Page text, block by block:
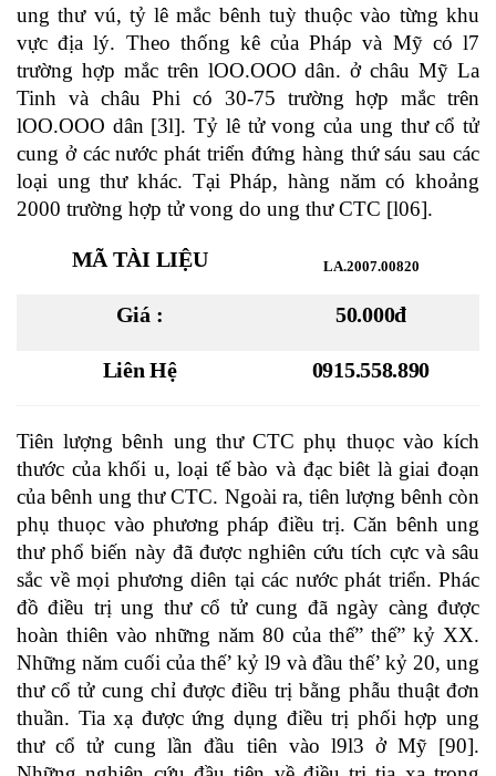
ung thư vú, tỷ lê mắc bênh tuỳ thuộc vào từng khu
vực địa lý. Theo thống kê của Pháp và Mỹ có l7
trường hợp mắc trên lOO.OOO dân. ở châu Mỹ La
Tinh và châu Phi có 30-75 trường hợp mắc trên
lOO.OOO dân [3l]. Tỷ lê tử vong của ung thư cổ tử
cung ở các nước phát triển đứng hàng thứ sáu sau các
loại ung thư khác. Tại Pháp, hàng năm có khoảng
2000 trường hợp tử vong do ung thư CTC [l06].
MÃ TÀI LIỆU LA.2007.00820
Giá : 50.000đ
Liên Hệ 0915.558.890
Tiên lượng bênh ung thư CTC phụ thuọc vào kích
thước của khối u, loại tế bào và đạc biêt là giai đoạn
của bênh ung thư CTC. Ngoài ra, tiên lượng bênh còn
phụ thuọc vào phương pháp điều trị. Căn bênh ung
thư phổ biến này đã được nghiên cứu tích cực và sâu
sắc về mọi phương diên tại các nước phát triển. Phác
đồ điều trị ung thư cổ tử cung đã ngày càng được
hoàn thiên vào những năm 80 của thế” thế” kỷ XX.
Những năm cuối của thế’ kỷ l9 và đầu thế’ kỷ 20, ung
thư cổ tử cung chỉ được điều trị bằng phẫu thuật đơn
thuần. Tia xạ được ứng dụng điều trị phối hợp ung
thư cổ tử cung lần đầu tiên vào l9l3 ở Mỹ [90].